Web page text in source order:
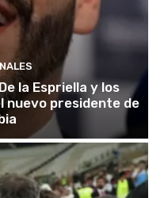
la Espriella y los
nuevo presidente de